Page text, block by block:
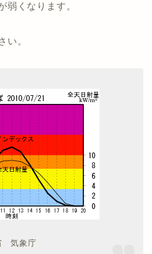
弱くなります。
い。
気象庁